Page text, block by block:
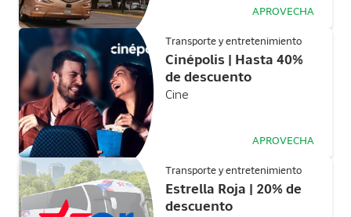
APROVECHA
Transporte y entretenimiento
Cinépolis | Hasta 40%
de descuento
Cine
APROVECHA
Transporte y entretenimiento
Estrella Roja | 20% de
descuento